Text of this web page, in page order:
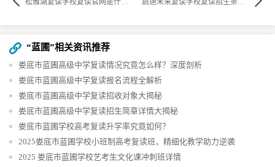
松雅湖复读学校复读官网是什么?英语差怎么办? ? 启迪未来复读学校复读招生条件?学校复读怎么联系? ?
“蓝圃”相关资讯推荐
娄底市蓝圃高级中学复读情况究竟怎么样？深度剖析
娄底市蓝圃高级中学复读报名流程全解析
娄底市蓝圃高级中学复读招收对象大揭秘
娄底市蓝圃高级中学复读招生简章详情大揭秘
娄底市蓝圃学校高考复读升学率究竟如何？
2025娄底市蓝圃学校小班制高考复读班，精细化教学助力逆袭
2025 娄底市蓝圃学校艺考生文化课冲刺班详情